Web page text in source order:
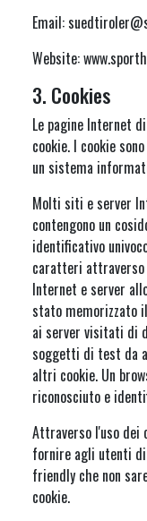
Email:
Website:
3. Cookies
Le pagine Internet
cookie. I cookie
un sistema
Molti siti e server
contengono un
identificativo
caratteri attraverso
Internet e server
stato memorizzato
ai server visitati di
soggetti di test da
altri cookie. Un
riconosciuto e
Attraverso l'uso dei
fornire agli utenti
friendly che non
cookie.